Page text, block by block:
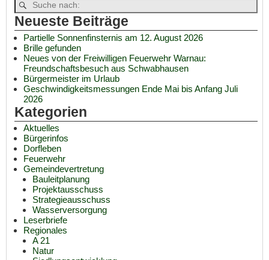
Neueste Beiträge
Partielle Sonnenfinsternis am 12. August 2026
Brille gefunden
Neues von der Freiwilligen Feuerwehr Warnau:
Freundschaftsbesuch aus Schwabhausen
Bürgermeister im Urlaub
Geschwindigkeitsmessungen Ende Mai bis Anfang Juli
2026
Kategorien
Aktuelles
Bürgerinfos
Dorfleben
Feuerwehr
Gemeindevertretung
Bauleitplanung
Projektausschuss
Strategieausschuss
Wasserversorgung
Leserbriefe
Regionales
A 21
Natur